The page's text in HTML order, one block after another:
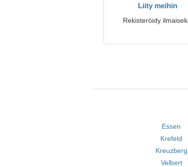
Liity meihin
Rekisteröidy
Essen
Krefeld
Kreuzberg
Velbert